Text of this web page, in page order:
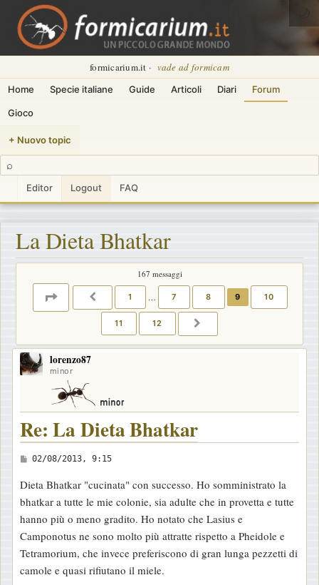
formicarium.it · vade ad formicam
Home Specie italiane Guide Articoli Diari Forum
Gioco
+ Nuovo topic
⌕
Editor Logout FAQ
🌙
La Dieta Bhatkar
167 messaggi
PAGINA9 PRECEDENTE
1 … 7 8 9 10
11 12
lorenzo87
minor
Re: La Dieta Bhatkar
M
s
s
a
g
g
i
02/08/2013, 9:15
Dieta Bhatkar "cucinata" con successo. Ho somministrato la
bhatkar a tutte le mie colonie, sia adulte che in provetta e tutte
hanno più o meno gradito. Ho notato che Lasius e
Camponotus ne sono molto più attratte rispetto a Pheidole e
Tetramorium, che invece preferiscono di gran lunga pezzetti di
camole e quasi rifiutano il miele.